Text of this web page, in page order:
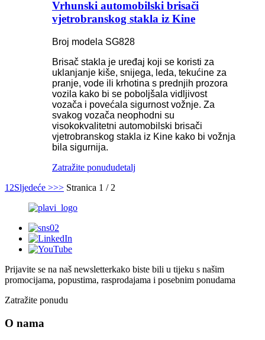
Vrhunski automobilski brisači
vjetrobranskog stakla iz Kine
Broj modela SG828
Brisač stakla je uređaj koji se koristi za
uklanjanje kiše, snijega, leda, tekućine za
pranje, vode ili krhotina s prednjih prozora
vozila kako bi se poboljšala vidljivost
vozača i povećala sigurnost vožnje. Za
svakog vozača neophodni su
visokokvalitetni automobilski brisači
vjetrobranskog stakla iz Kine kako bi vožnja
bila sigurnija.
Zatražite ponududetalj
1 2Sljedeće >>> Stranica 1 / 2
Prijavite se na naš newsletterkako biste bili u tijeku s našim
promocijama, popustima, rasprodajama i posebnim ponudama
Zatražite ponudu
O nama